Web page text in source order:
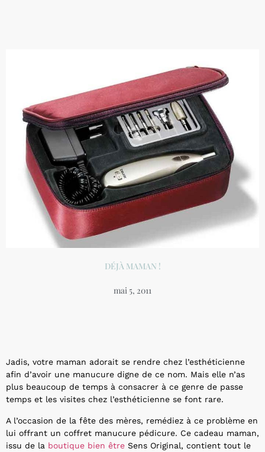
DÉJÀ MAMAN !
mai 5, 2011
Jadis, votre maman adorait se rendre chez l’esthéticienne
afin d’avoir une manucure digne de ce nom. Mais elle n’as
plus beaucoup de temps à consacrer à ce genre de passe
temps et les visites chez l’esthéticienne se font rare.
A l’occasion de la fête des mères, remédiez à ce problème en
lui offrant un coffret manucure pédicure. Ce cadeau maman,
issu de la boutique bien être Sens Original, contient tout le